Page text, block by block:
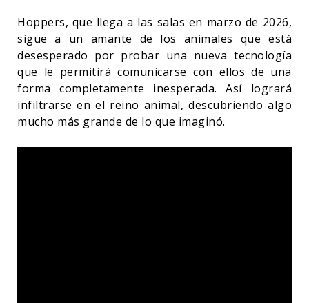
Hoppers, que llega a las salas en marzo de 2026,
sigue a un amante de los animales que está
desesperado por probar una nueva tecnología
que le permitirá comunicarse con ellos de una
forma completamente inesperada. Así logrará
infiltrarse en el reino animal, descubriendo algo
mucho más grande de lo que imaginó.